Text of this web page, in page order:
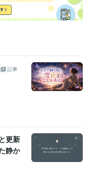
経験年数 : 10年
年1月
記事
更新
静か